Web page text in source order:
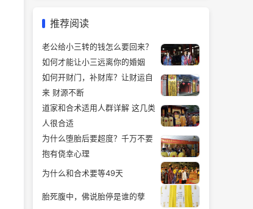
推荐阅读
老公给小三转的钱怎么要回来？
如何才能让小三远离你的婚姻
如何开财门，补财库？让财运自
来 财源不断
道家和合术适用人群详解 这几类
人很合适
为什么堕胎后要超度？千万不要
抱有侥幸心理
为什么和合术要等49天
胎死腹中，佛说胎停是谁的孽